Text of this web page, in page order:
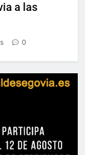
a las
0